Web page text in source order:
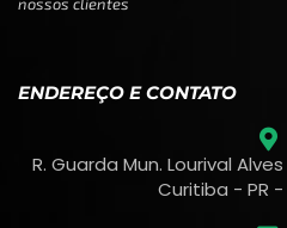
nossos clientes
ENDEREÇO E CONTATO
R. Guarda Mun. Lourival
Curitiba - PR -